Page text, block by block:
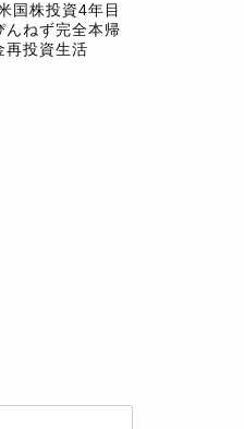
国株投資4年目
ねず完全本帰
再投資生活